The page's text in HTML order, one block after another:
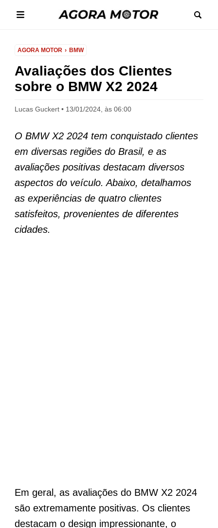
AGORA MOTOR BMW
Avaliações dos Clientes
sobre o BMW X2 2024
Lucas Guckert 13/01/2024, às 06:00
O BMW X2 2024 tem conquistado clientes
em diversas regiões do Brasil, e as
avaliações positivas destacam diversos
aspectos do veículo. Abaixo, detalhamos
as experiências de quatro clientes
satisfeitos, provenientes de diferentes
cidades.
Em geral, as avaliações do BMW X2 2024
são extremamente positivas. Os clientes
destacam o design impressionante, o